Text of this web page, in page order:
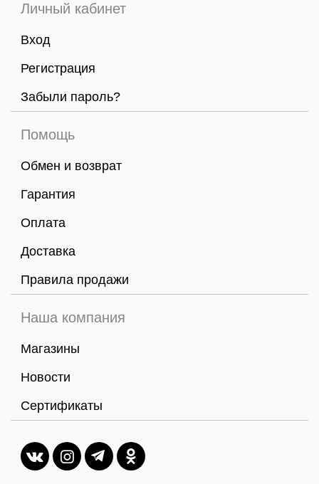
Личный кабинет
Вход
Регистрация
Забыли пароль?
Помощь
Обмен и возврат
Гарантия
Оплата
Доставка
Правила продажи
Наша компания
Магазины
Новости
Сертификаты